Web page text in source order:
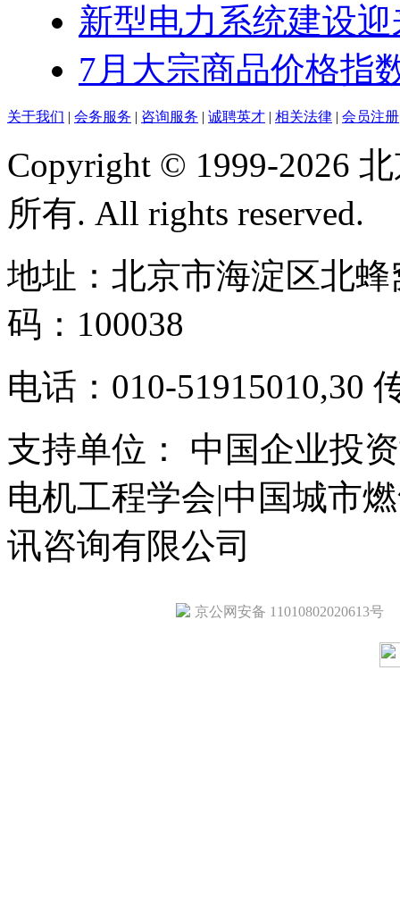
新型电力系统建设迎
7月大宗商品价格指
关于我们 | 会务服务 | 咨询服务 | 诚聘英才 | 相关法律 | 会员注册
Copyright © 1999-2026
所有. All rights reserved.
地址：北京市海淀区北
码：100038
电话：010-51915010,30
支持单位： 中国企业投
电机工程学会|中国城市
讯咨询有限公司
京公网安备 11010802020613号